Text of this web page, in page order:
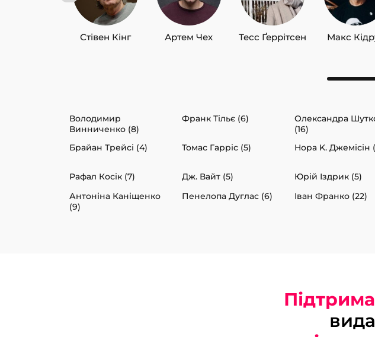
Стівен Кінг Артем Чех Тесс Ґеррітсен Макс
Володимир
Винниченко (8)
Франк Тільє (6)
Олександра
(16)
Брайан Трейсі (4)
Томас Гарріс (5) Нора K. Джемісін
Рафал Косік (7) Дж. Вайт (5) Юрій Іздрик (5)
Антоніна Каніщенко
(9)
Пенелопа Дуглас (6) Іван Франко (22)